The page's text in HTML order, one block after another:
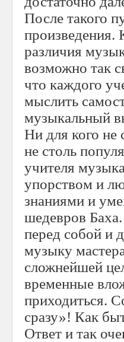
После такого
произведения.
различия
возможно так
что каждого
мыслить
музыкальный
Ни для кого не
не столь
учителя
упорством и
знаниями и
шедевров
перед собой и
музыку
сложнейшей
временные
приходиться.
сразу»! Как
Ответ и так